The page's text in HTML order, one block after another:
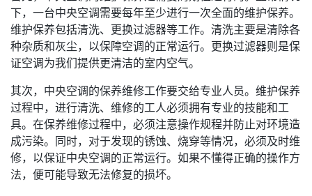
下，一台中央空调需要每年至少进行一次全面的维护保养。
维护保养包括清洗、更换过滤器等工作。清洗主要是清除各
种杂质和灰尘，以保障空调的正常运行。更换过滤器则是保
证空调为我们提供更清洁的室内空气。
其次，中央空调的保养维修工作要交给专业人员。维护保养
过程中，进行清洗、维修的工人必须拥有专业的技能和工
具。在保养维修过程中，必须注意操作规程并防止对环境造
成污染。同时，对于发现的锈蚀、烧穿等情况，必须及时维
修，以保证中央空调的正常运行。如果不懂得正确的操作方
法，便可能导致无法修复的损坏。